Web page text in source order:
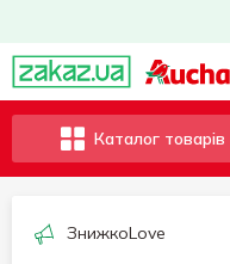
Каталог товарів
ЗнижкоLove